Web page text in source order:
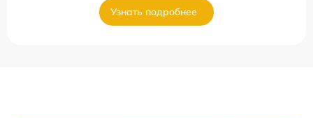
Узнать подробнее